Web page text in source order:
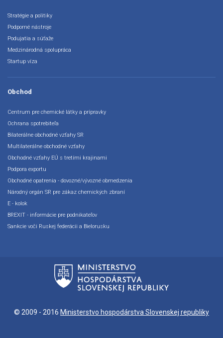
Stratégie a politiky
Podporné nástroje
Podujatia a súťaže
Medzinárodná spolupráca
Startup víza
Obchod
Centrum pre chemické látky a prípravky
Ochrana spotrebiteľa
Bilaterálne obchodné vzťahy SR
Multilaterálne obchodné vzťahy
Obchodné vzťahy EÚ s tretími krajinami
Podpora exportu
Obchodné opatrenia - dovozné/vývozné obmedzenia
Národný orgán SR pre zákaz chemických zbraní
E - kolok
BREXIT - informácie pre podnikateľov
Sankcie voči Ruskej federácii a Bielorusku
© 2009 - 2016 Ministerstvo hospodárstva Slovenskej republiky